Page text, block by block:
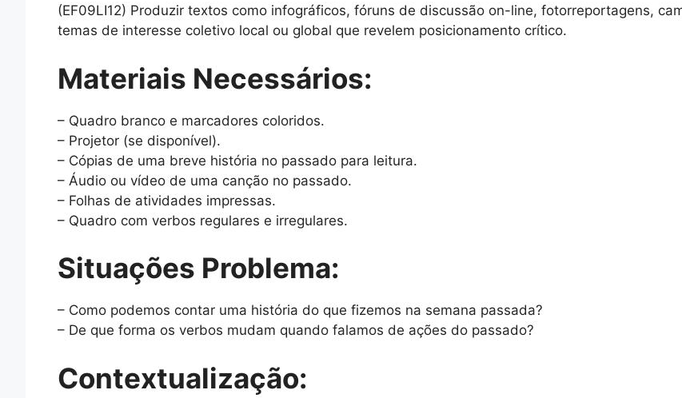
(EF09LI12) Produzir textos como infográficos, fóruns de discussão on-line, fotorreportagens,
temas de interesse coletivo local ou global que revelem posicionamento crítico.
Materiais Necessários:
– Quadro branco e marcadores coloridos.
– Projetor (se disponível).
– Cópias de uma breve história no passado para leitura.
– Áudio ou vídeo de uma canção no passado.
– Folhas de atividades impressas.
– Quadro com verbos regulares e irregulares.
Situações Problema:
– Como podemos contar uma história do que fizemos na semana passada?
– De que forma os verbos mudam quando falamos de ações do passado?
Contextualização: